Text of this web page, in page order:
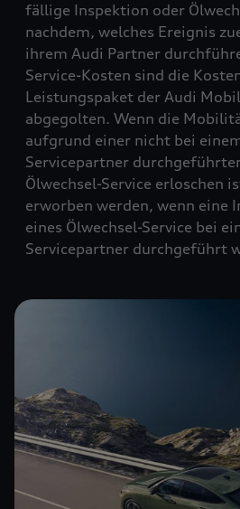
fällige Inspektion oder
nachdem, welches Ereignis
ihrem Audi Partner
Service-Kosten sind die
Leistungspaket der Audi
abgegolten. Wenn die
aufgrund einer nicht bei
Servicepartner
Ölwechsel-Service erloschen
erworben werden, wenn eine
eines Ölwechsel-Service bei
Servicepartner durchgeführt